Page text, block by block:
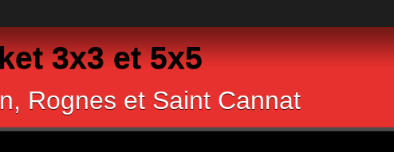
3x3 et 5x5
Rognes et Saint Cannat